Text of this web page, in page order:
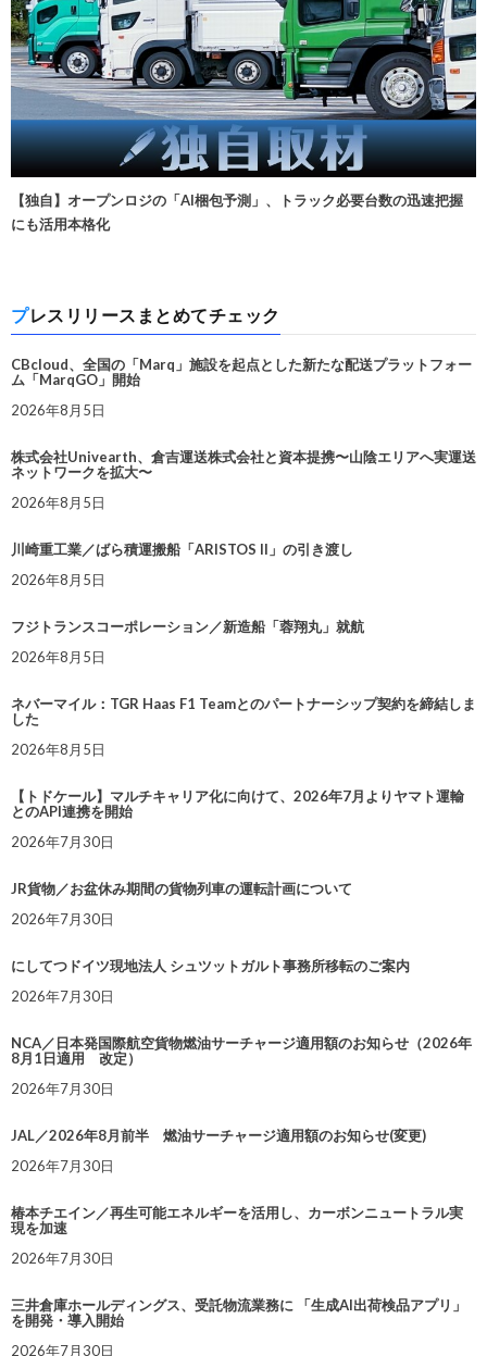
【独自】オープンロジの「AI梱包予測」、トラック必要台数の迅速把握
にも活用本格化
プレスリリースまとめてチェック
CBcloud、全国の「Marq」施設を起点とした新たな配送プラットフォー
ム「MarqGO」開始
2026年8月5日
株式会社Univearth、倉吉運送株式会社と資本提携〜山陰エリアへ実運送
ネットワークを拡大〜
2026年8月5日
川崎重工業／ばら積運搬船「ARISTOS II」の引き渡し
2026年8月5日
フジトランスコーポレーション／新造船「蓉翔丸」就航
2026年8月5日
ネバーマイル：TGR Haas F1 Teamとのパートナーシップ契約を締結しま
した
2026年8月5日
【トドケール】マルチキャリア化に向けて、2026年7月よりヤマト運輸
とのAPI連携を開始
2026年7月30日
JR貨物／お盆休み期間の貨物列車の運転計画について
2026年7月30日
にしてつドイツ現地法人 シュツットガルト事務所移転のご案内
2026年7月30日
NCA／日本発国際航空貨物燃油サーチャージ適用額のお知らせ（2026年
8月1日適用 改定）
2026年7月30日
JAL／2026年8月前半 燃油サーチャージ適用額のお知らせ(変更)
2026年7月30日
椿本チエイン／再生可能エネルギーを活用し、カーボンニュートラル実
現を加速
2026年7月30日
三井倉庫ホールディングス、受託物流業務に 「生成AI出荷検品アプリ」
を開発・導入開始
2026年7月30日